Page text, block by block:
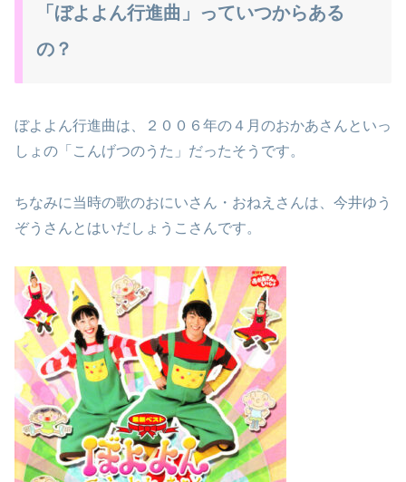
「ぼよよん行進曲」っていつからある
の？
ぼよよん行進曲は、２００６年の４月のおかあさんといっ
しょの「こんげつのうた」だったそうです。
ちなみに当時の歌のおにいさん・おねえさんは、今井ゆう
ぞうさんとはいだしょうこさんです。